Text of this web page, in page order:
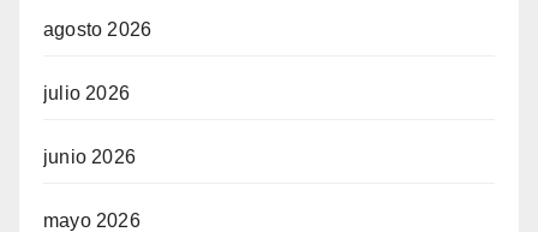
agosto 2026
julio 2026
junio 2026
mayo 2026